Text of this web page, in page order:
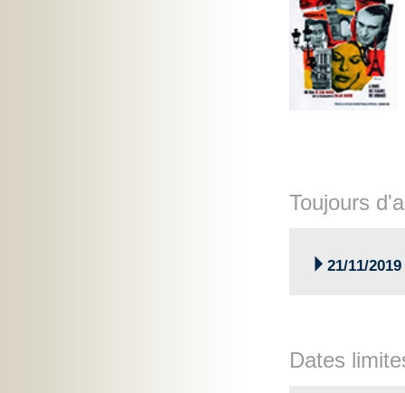
Toujours
 21/11/2019
Dates